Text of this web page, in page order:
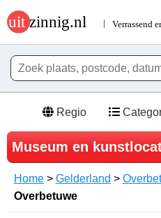
Regio
Museum en
Home > Gelderland >
Overbetuwe